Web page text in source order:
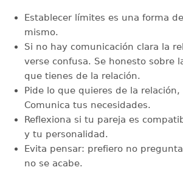
Establecer límites es una forma
mismo.
Si no hay comunicación clara la
verse confusa. Se honesto sobre
que tienes de la relación.
Pide lo que quieres de la
Comunica tus necesidades.
Reflexiona si tu pareja es
y tu personalidad.
Evita pensar: prefiero no
no se acabe.